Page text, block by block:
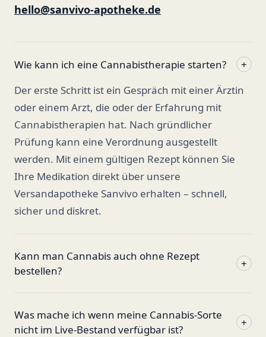
hello@sanvivo-apotheke.de
Wie kann ich eine Cannabistherapie starten?
+
Der erste Schritt ist ein Gespräch mit einer Ärztin
oder einem Arzt, die oder der Erfahrung mit
Cannabistherapien hat. Nach gründlicher
Prüfung kann eine Verordnung ausgestellt
werden. Mit einem gültigen Rezept können Sie
Ihre Medikation direkt über unsere
Versandapotheke Sanvivo erhalten – schnell,
sicher und diskret.
Kann man Cannabis auch ohne Rezept
bestellen?
+
Was mache ich wenn meine Cannabis-Sorte
nicht im Live-Bestand verfügbar ist?
+